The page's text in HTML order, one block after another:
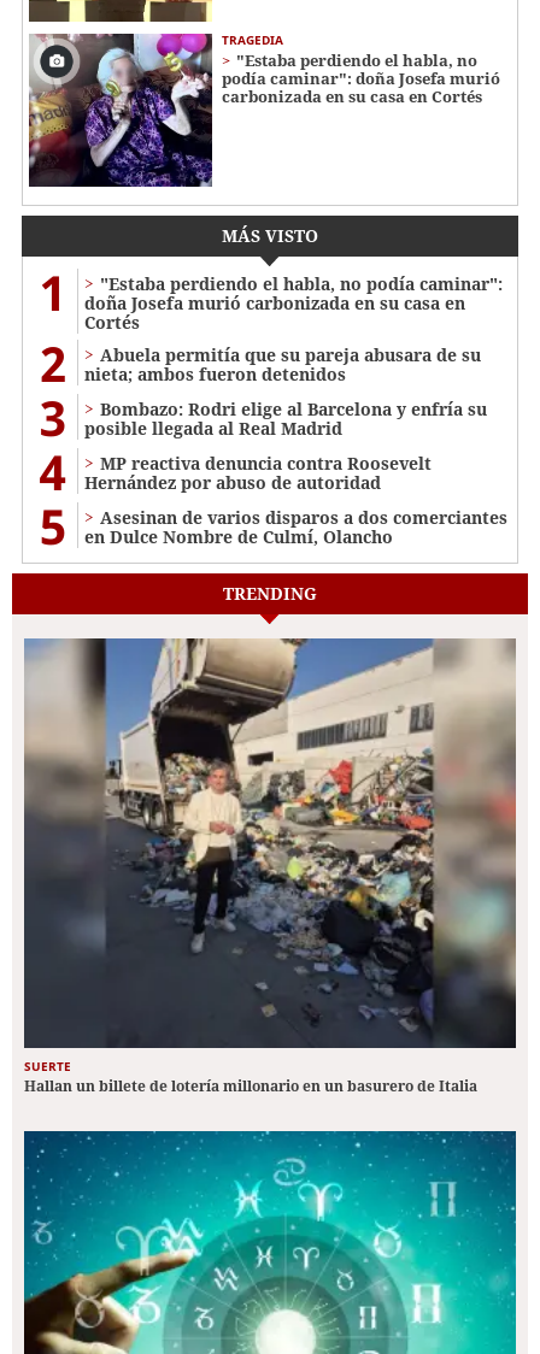
TRAGEDIA
"Estaba perdiendo el habla, no
podía caminar": doña Josefa murió
carbonizada en su casa en Cortés
MÁS VISTO
1
"Estaba perdiendo el habla, no podía caminar":
doña Josefa murió carbonizada en su casa en
Cortés
2
Abuela permitía que su pareja abusara de su
nieta; ambos fueron detenidos
3
Bombazo: Rodri elige al Barcelona y enfría su
posible llegada al Real Madrid
4
MP reactiva denuncia contra Roosevelt
Hernández por abuso de autoridad
5
Asesinan de varios disparos a dos comerciantes
en Dulce Nombre de Culmí, Olancho
TRENDING
SUERTE
Hallan un billete de lotería millonario en un basurero de Italia